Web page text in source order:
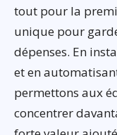
tout pour la
unique pour
dépenses. En
et en
permettons aux
concentrer